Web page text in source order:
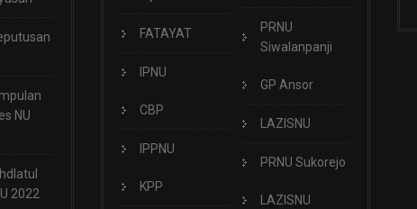
NU
2022
FATAYAT
IPNU
CBP
IPPNU
KPP
PRNU
Siwalanpanji
GP Ansor
LAZISNU
PRNU Sukorejo
LAZISNU